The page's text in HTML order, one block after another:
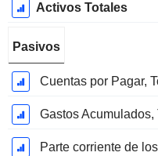
Activos Totales
Pasivos
Cuentas por Pagar,
Gastos Acumulados,
Parte corriente de